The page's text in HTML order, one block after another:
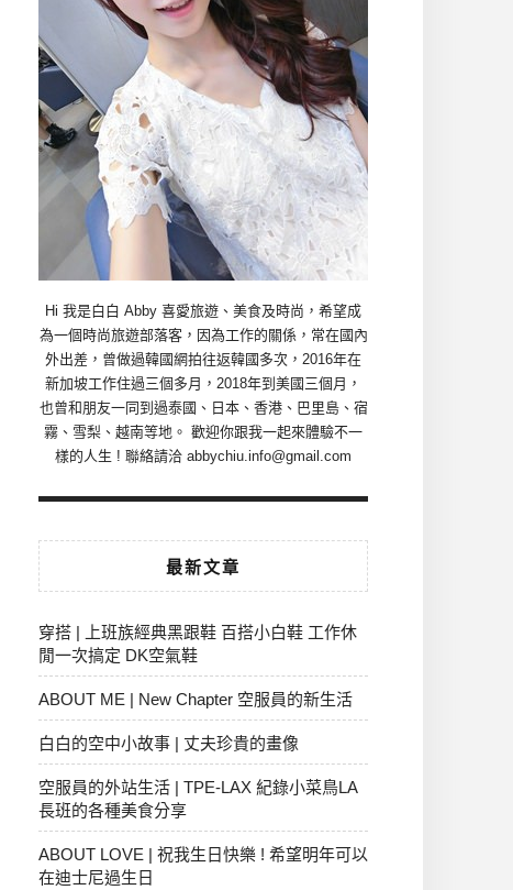
Hi 我是白白 Abby 喜愛旅遊、美食及時尚，希望成
為一個時尚旅遊部落客，因為工作的關係，常在國內
外出差，曾做過韓國網拍往返韓國多次，2016年在
新加坡工作住過三個多月，2018年到美國三個月，
也曾和朋友一同到過泰國、日本、香港、巴里島、宿
霧、雪梨、越南等地。 歡迎你跟我一起來體驗不一
樣的人生 ! 聯絡請洽 abbychiu.info@gmail.com
最新文章
穿搭 | 上班族經典黑跟鞋 百搭小白鞋 工作休
閒一次搞定 DK空氣鞋
ABOUT ME | New Chapter 空服員的新生活
白白的空中小故事 | 丈夫珍貴的畫像
空服員的外站生活 | TPE-LAX 紀錄小菜鳥LA
長班的各種美食分享
ABOUT LOVE | 祝我生日快樂 ! 希望明年可以
在迪士尼過生日